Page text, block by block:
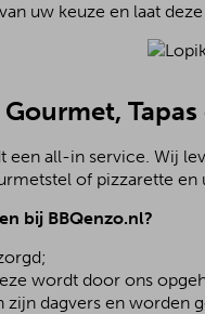
van uw keuze en laat
een all-in service. Wij
of pizzarette en
bij BBQenzo.nl?
wordt door ons
zijn dagvers en worden